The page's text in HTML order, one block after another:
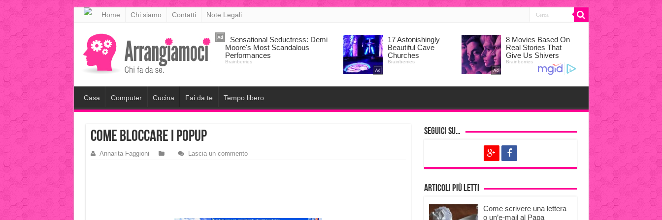
meritking
giriş
kingroyal
giriş
Home Chi siamo Contatti Note Legali
Casa Computer Cucina Fai da te Tempo libero
come bloccare i popup
Annarita Faggioni Lascia un commento
Seguici su…
Articoli più letti
Come scrivere una lettera
o un’e-mail al Papa